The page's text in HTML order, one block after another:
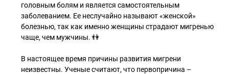
головным болям и является самостоятельным
заболеванием. Ее неслучайно называют «женской»
болезнью, так как именно женщины страдают мигренью
чаще, чем мужчины. 👫
В настоящее время причины развития мигрени
неизвестны. Ученые считают, что первопричина –